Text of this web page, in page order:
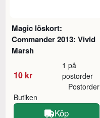
Magic löskort:
Commander 2013: Vivid
Marsh
10 kr
1 på
postorder
Butiken
Postorder
Köp